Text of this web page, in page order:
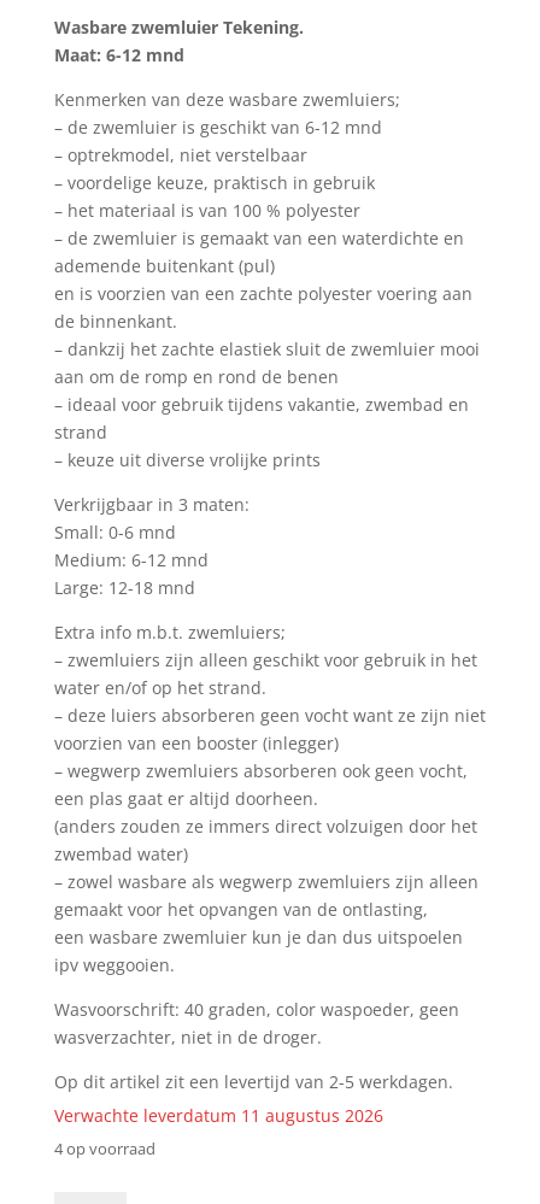
Wasbare zwemluier Tekening.
Maat: 6-12 mnd
Kenmerken van deze wasbare zwemluiers;
– de zwemluier is geschikt van 6-12 mnd
– optrekmodel, niet verstelbaar
– voordelige keuze, praktisch in gebruik
– het materiaal is van 100 % polyester
– de zwemluier is gemaakt van een waterdichte en
ademende buitenkant (pul)
en is voorzien van een zachte polyester voering aan
de binnenkant.
– dankzij het zachte elastiek sluit de zwemluier mooi
aan om de romp en rond de benen
– ideaal voor gebruik tijdens vakantie, zwembad en
strand
– keuze uit diverse vrolijke prints
Verkrijgbaar in 3 maten:
Small: 0-6 mnd
Medium: 6-12 mnd
Large: 12-18 mnd
Extra info m.b.t. zwemluiers;
– zwemluiers zijn alleen geschikt voor gebruik in het
water en/of op het strand.
– deze luiers absorberen geen vocht want ze zijn niet
voorzien van een booster (inlegger)
– wegwerp zwemluiers absorberen ook geen vocht,
een plas gaat er altijd doorheen.
(anders zouden ze immers direct volzuigen door het
zwembad water)
– zowel wasbare als wegwerp zwemluiers zijn alleen
gemaakt voor het opvangen van de ontlasting,
een wasbare zwemluier kun je dan dus uitspoelen
ipv weggooien.
Wasvoorschrift: 40 graden, color waspoeder, geen
wasverzachter, niet in de droger.
Op dit artikel zit een levertijd van 2-5 werkdagen.
Verwachte leverdatum 11 augustus 2026
4 op voorraad